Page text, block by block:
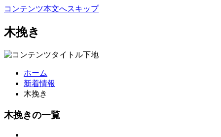
コンテンツ本文へスキップ
木挽き
ホーム
新着情報
木挽き
木挽きの一覧